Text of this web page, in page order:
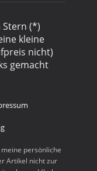
(*)
kleine
nicht)
gemacht
persönliche
Artikel nicht zur